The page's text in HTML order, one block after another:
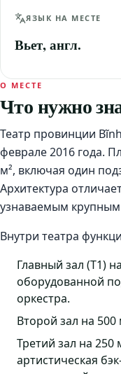
ЯЗЫК НА МЕСТЕ
Вьет, англ.
О МЕСТЕ
Что нужно
Театр провинции
феврале 2016 года.
м², включая один
Архитектура
узнаваемым
Внутри театра
Главный зал (T1)
оборудованной
оркестра.
Второй зал на 500
Третий зал на 250
артистическая